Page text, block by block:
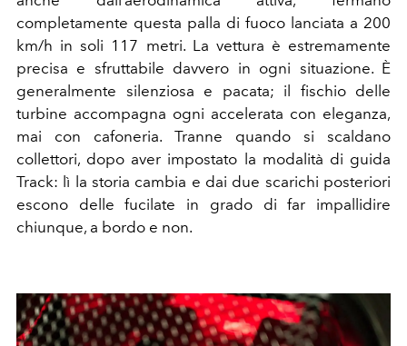
completamente questa palla di fuoco lanciata a 200
km/h in soli 117 metri. La vettura è estremamente
precisa e sfruttabile davvero in ogni situazione. È
generalmente silenziosa e pacata; il fischio delle
turbine accompagna ogni accelerata con eleganza,
mai con cafoneria. Tranne quando si scaldano
collettori, dopo aver impostato la modalità di guida
Track: lì la storia cambia e dai due scarichi posteriori
escono delle fucilate in grado di far impallidire
chiunque, a bordo e non.